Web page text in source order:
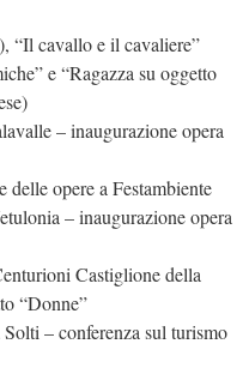
“Il cavallo e il cavaliere”
e “Ragazza su oggetto
– inaugurazione opera
delle opere a Festambiente
– inaugurazione opera
Castiglione della
“Donne”
– conferenza sul turismo